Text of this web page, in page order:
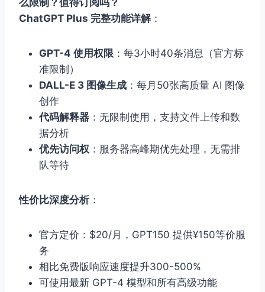
么限制？值得订阅吗？
ChatGPT Plus 完整功能详解：
GPT-4 使用权限 ：每3小时40条消息（官方标
准限制）
DALL-E 3 图像生成 ：每月50张高质量 AI 图像
创作
代码解释器 ：无限制使用，支持文件上传和数
据分析
优先访问权 ：服务器高峰期优先处理，无需排
队等待
性价比深度分析：
官方定价：$20/月，GPT150 提供¥150等价服
务
相比免费版响应速度提升300-500%
可使用最新 GPT-4 模型和所有高级功能